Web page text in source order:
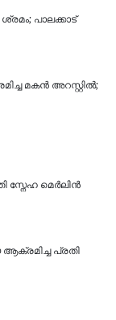
പാലക്കാട്
മകൻ അറസ്റ്റിൽ;
സ്നേഹ മെർലിൻ
പ്രതി